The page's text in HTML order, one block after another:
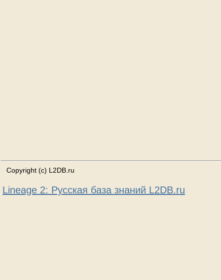
Copyright (c) L2DB.ru
Lineage 2: Русская база знаний L2DB.ru